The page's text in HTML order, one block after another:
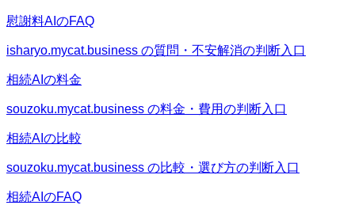
慰謝料AIのFAQ
isharyo.mycat.business の質問・不安解消の判断入口
相続AIの料金
souzoku.mycat.business の料金・費用の判断入口
相続AIの比較
souzoku.mycat.business の比較・選び方の判断入口
相続AIのFAQ